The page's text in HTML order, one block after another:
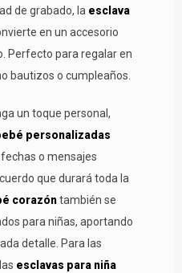
de grabado, la esclava
en un accesorio
Perfecto para regalar en
bautizos o cumpleaños.
un toque personal,
personalizadas
o mensajes
que durará toda la
corazóntambién se
para niñas, aportando
detalle. Para las
esclavas para niña